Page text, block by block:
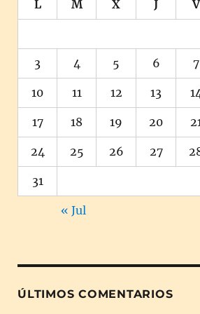
L M X J V
3 4 5 6 7
10 11 12 13 14
17 18 19 20 21
24 25 26 27
31
« Jul
ÚLTIMOS COMENTARIOS